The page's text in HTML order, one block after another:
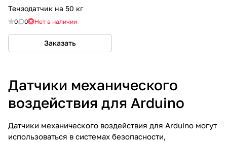
Тензодатчик на 50 кг
0 0 Нет в наличии
Заказать
Датчики механического
воздействия для Arduino
Датчики механического воздействия для Arduino могут
использоваться в системах безопасности,